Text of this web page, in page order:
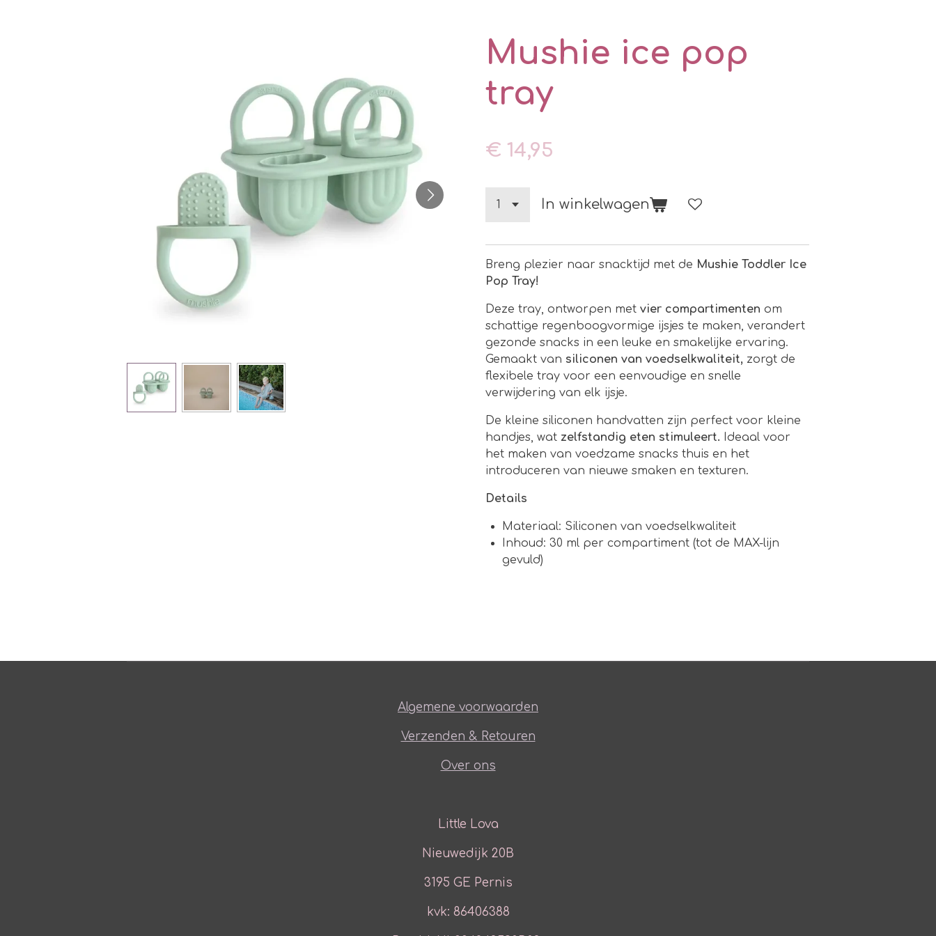
Mushie ice pop
tray
€ 14,95
In winkelwagen
Breng plezier naar snacktijd met de Mushie Toddler Ice
Pop Tray!
Deze tray, ontworpen met vier compartimenten om
schattige regenboogvormige ijsjes te maken, verandert
gezonde snacks in een leuke en smakelijke ervaring.
Gemaakt van siliconen van voedselkwaliteit, zorgt de
flexibele tray voor een eenvoudige en snelle
verwijdering van elk ijsje.
De kleine siliconen handvatten zijn perfect voor kleine
handjes, wat zelfstandig eten stimuleert. Ideaal voor
het maken van voedzame snacks thuis en het
introduceren van nieuwe smaken en texturen.
Details
Materiaal: Siliconen van voedselkwaliteit
Inhoud: 30 ml per compartiment (tot de MAX-lijn
gevuld)
Algemene voorwaarden
Verzenden & Retouren
Over ons
Little Lova
Nieuwedijk 20B
3195 GE Pernis
kvk: 86406388